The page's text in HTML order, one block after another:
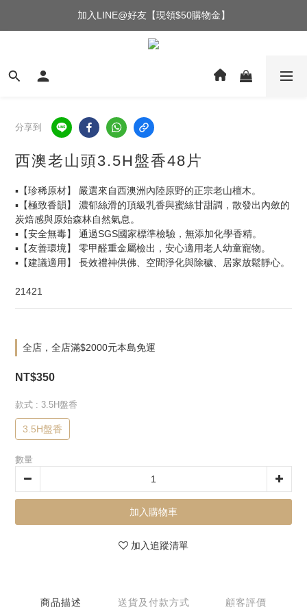
加入LINE@好友【現領$50購物金】
分享到
西澳老山頭3.5H盤香48片
▪️【珍稀原材】 嚴選來自西澳洲內陸原野的正宗老山檀木。
▪️【極致香韻】 濃郁絲滑的頂級乳香與蜜絲甘甜調，散發出內斂的
炭焙感與原始森林自然氣息。
▪️【安全無毒】 通過SGS國家標準檢驗，無添加化學香精。
▪️【友善環境】 零甲醛重金屬檢出，安心適用老人幼童寵物。
▪️【建議適用】 長效禮神供佛、空間淨化與除穢、居家放鬆靜心。
21421
全店，全店滿$2000元本島免運
NT$350
款式 : 3.5H盤香
3.5H盤香
數量
加入購物車
加入追蹤清單
商品描述 送貨及付款方式 顧客評價